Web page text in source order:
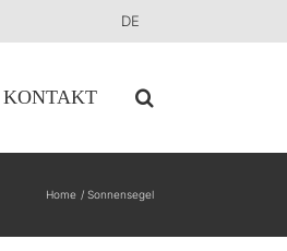
DE
KONTAKT
Home Sonnensegel